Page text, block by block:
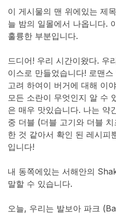
이 게시물의 맨 위에있는 제
늘 밤의 일몰에서 나옵니다.
훌륭한 부분입니다.
드디어! 우리 시간이왔다. 우
이스로 만들었습니다! 로맨
고려 하여이 버거에 대해 이
모든 소란이 무엇인지 알 수
은 매우 맛있습니다. 나는 약
중 더블 (더블 고기와 더블
한 것 같아서 확인 된 레시피
입니다!
내 동쪽에있는 서해안의
말할 수 있습니다.
오늘, 우리는 발보아 파크